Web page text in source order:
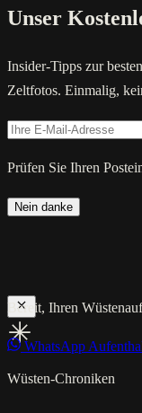
Unser
Insider-Tipps zur
Zeltfotos. Einmalig,
Prüfen Sie Ihren
Nein danke
Bereit, Ihren
WhatsApp
Wüsten-Chroniken